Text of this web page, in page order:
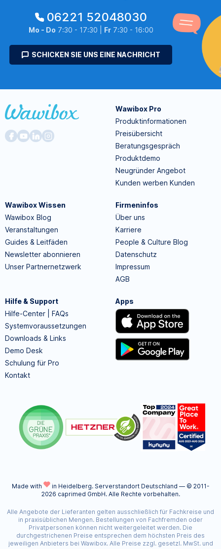
06221 52048030
Mo - Do 7:30 - 17:30 | Fr7:30 - 16:00
SCHICKEN SIE UNS EINE NACHRICHT
Wawibox Pro
Produktinformationen
Preisübersicht
Beratungsgespräch
Produktdemo
Neugründer Angebot
Kunden werben Kunden
Wawibox Wissen
Wawibox Blog
Veranstaltungen
Guides & Leitfäden
Newsletter abonnieren
Unser Partnernetzwerk
Firmeninfos
Über uns
Karriere
People & Culture Blog
Datenschutz
Impressum
AGB
Hilfe & Support
Hilfe-Center | FAQs
Systemvoraussetzungen
Downloads & Links
Demo Desk
Schulung für Pro
Kontakt
Apps
Made with in Heidelberg. Serverstandort Deutschland — © 2011-
2026 caprimed GmbH. Alle Rechte vorbehalten.
Alle Angebote der Lieferanten gelten ausschließlich für Fachkreise und
in praxisüblichen Mengen. Bestellungen von Fachfremden oder
Privatpersonen können nicht weitergeleitet werden. Die
durchgestrichenen Preise entsprechen dem höchsten Preis des
jeweiligen Anbieters bei Wawibox. Alle Preise zzgl. gesetzl. MwSt. und